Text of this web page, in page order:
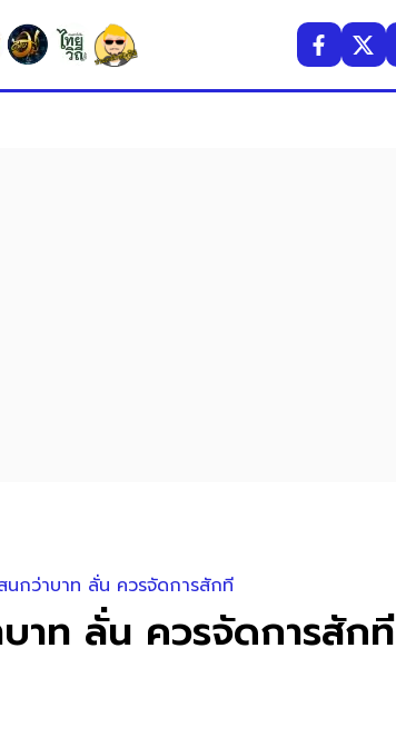
กว่าบาท ลั่น ควรจัดการสักที
าท ลั่น ควรจัดการสักที